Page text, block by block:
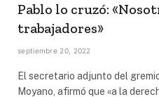
Pablo lo cruzó:
trabajadores»
septiembre 20, 2022
El secretario adjunto del
Moyano, afirmó que «a la